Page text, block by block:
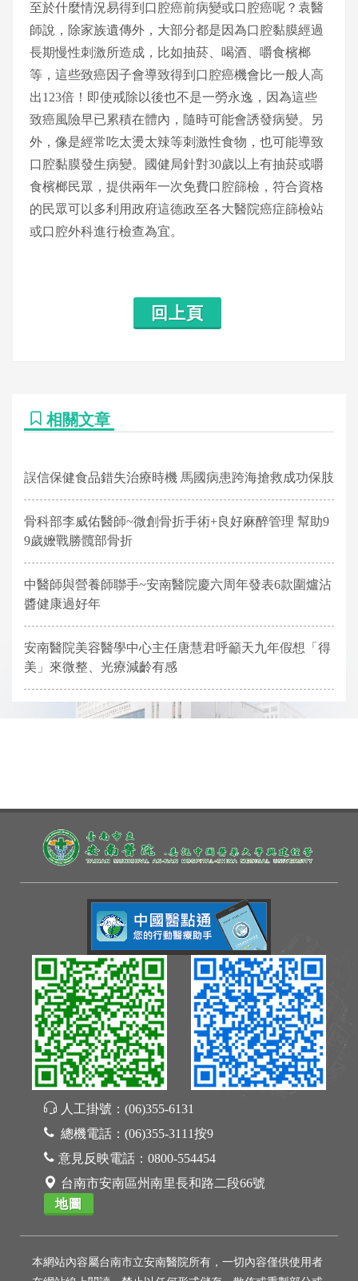
至於什麼情況易得到口腔癌前病變或口腔癌呢？袁醫
師說，除家族遺傳外，大部分都是因為口腔黏膜經過
長期慢性刺激所造成，比如抽菸、喝酒、嚼食檳榔
等，這些致癌因子會導致得到口腔癌機會比一般人高
出123倍！即使戒除以後也不是一勞永逸，因為這些
致癌風險早已累積在體內，隨時可能會誘發病變。另
外，像是經常吃太燙太辣等刺激性食物，也可能導致
口腔黏膜發生病變。國健局針對30歲以上有抽菸或嚼
食檳榔民眾，提供兩年一次免費口腔篩檢，符合資格
的民眾可以多利用政府這德政至各大醫院癌症篩檢站
或口腔外科進行檢查為宜。
回上頁
相關文章
誤信保健食品錯失治療時機 馬國病患跨海搶救成功保肢
骨科部李威佑醫師~微創骨折手術+良好麻醉管理 幫助9
9歲嬤戰勝髖部骨折
中醫師與營養師聯手~安南醫院慶六周年發表6款圍爐沾
醬健康過好年
安南醫院美容醫學中心主任唐慧君呼籲天九年假想「得
美」來微整、光療減齡有感
人工掛號： (06)355-6131
總機電話： (06)355-3111按9
意見反映電話： 0800-554454
台南市安南區州南里長和路二段66號
地圖
本網站內容屬台南市立安南醫院所有，一切內容僅供使用者